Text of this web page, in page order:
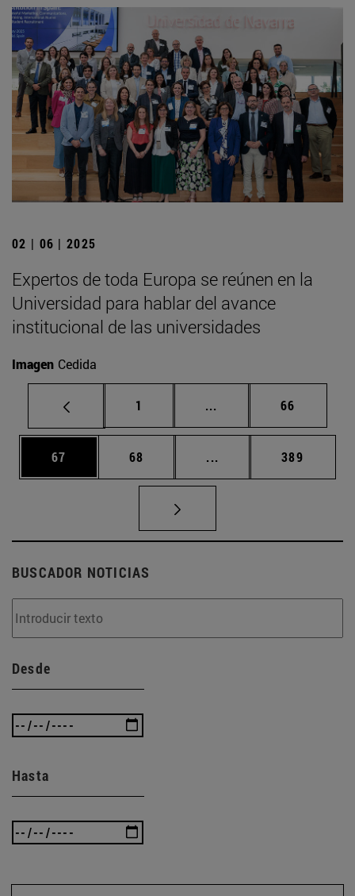
02 | 06 | 2025
Expertos de toda Europa se reúnen en la
Universidad para hablar del avance
institucional de las universidades
Imagen Cedida
Página
1 ... Páginas intermedias
Página
66
Página
67 Página
68 ... Páginas intermedias
Página
389
BUSCADOR NOTICIAS
Desde
Hasta